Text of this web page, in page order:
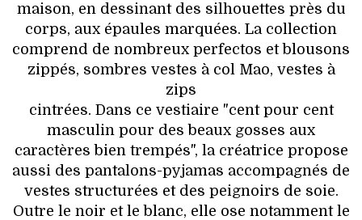
maison, en dessinant des silhouettes près du
corps, aux épaules marquées. La collection
comprend de nombreux perfectos et blousons
zippés, sombres vestes à col Mao, vestes à
zips
cintrées. Dans ce vestiaire "cent pour cent
masculin pour des beaux gosses aux
caractères bien trempés", la créatrice propose
aussi des pantalons-pyjamas accompagnés de
vestes structurées et des peignoirs de soie.
Outre le noir et le blanc, elle ose notamment le